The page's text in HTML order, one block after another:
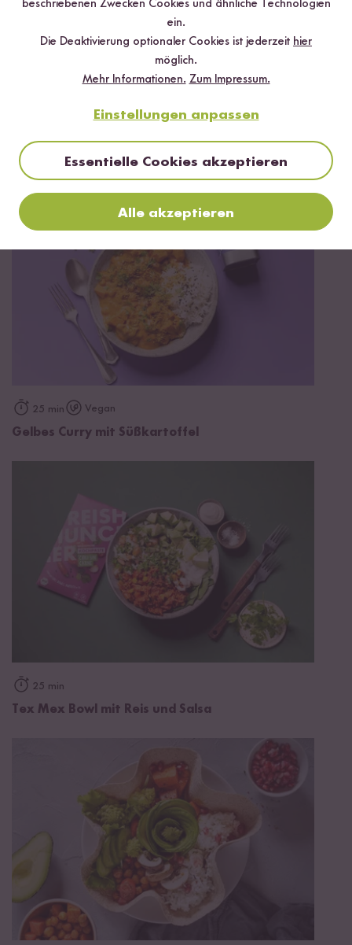
Jetzt sichern
per E-Mail zugeschickt.
Mehr Rezepte mit Bio Kichererbsen
25 min Vegan
Gelbes Curry mit Süßkartoffel
25 min
Tex Mex Bowl mit Reis und Salsa
beschriebenen Zwecken Cookies und ähnliche Technologien
ein.
Die Deaktivierung optionaler Cookies ist jederzeit hier
möglich.
Mehr Informationen. Zum Impressum.
Einstellungen anpassen
Essentielle Cookies akzeptieren
Alle akzeptieren